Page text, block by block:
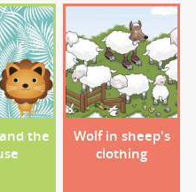
the
Wolf in sheep's
clothing